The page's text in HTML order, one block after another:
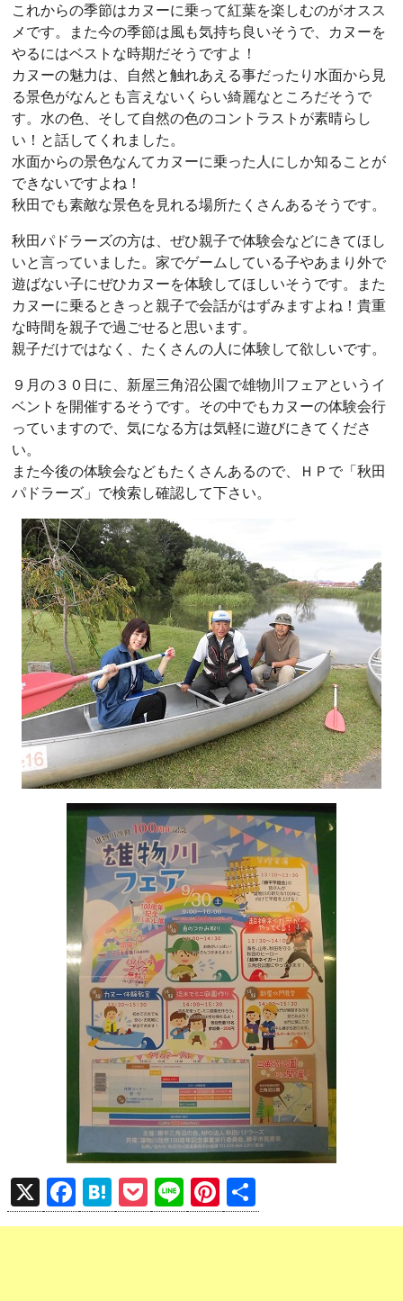
これからの季節はカヌーに乗って紅葉を楽しむのがオスス
メです。また今の季節は風も気持ち良いそうで、カヌーを
やるにはベストな時期だそうですよ！
カヌーの魅力は、自然と触れあえる事だったり水面から見
る景色がなんとも言えないくらい綺麗なところだそうで
す。水の色、そして自然の色のコントラストが素晴らし
い！と話してくれました。
水面からの景色なんてカヌーに乗った人にしか知ることが
できないですよね！
秋田でも素敵な景色を見れる場所たくさんあるそうです。
秋田パドラーズの方は、ぜひ親子で体験会などにきてほし
いと言っていました。家でゲームしている子やあまり外で
遊ばない子にぜひカヌーを体験してほしいそうです。また
カヌーに乗るときっと親子で会話がはずみますよね！貴重
な時間を親子で過ごせると思います。
親子だけではなく、たくさんの人に体験して欲しいです。
９月の３０日に、新屋三角沼公園で雄物川フェアというイ
ベントを開催するそうです。その中でもカヌーの体験会行
っていますので、気になる方は気軽に遊びにきてくださ
い。
また今後の体験会などもたくさんあるので、ＨＰで「秋田
パドラーズ」で検索し確認して下さい。
X
F
a
H
at
P
o
Li
n
Pi
nt 有